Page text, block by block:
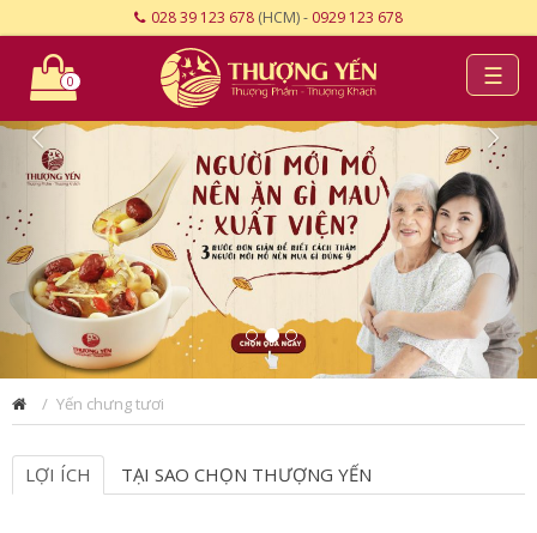
028 39 123 678 (HCM) - 0929 123 678
☰
0
Yến chưng tươi
LỢI ÍCH TẠI SAO CHỌN THƯỢNG YẾN